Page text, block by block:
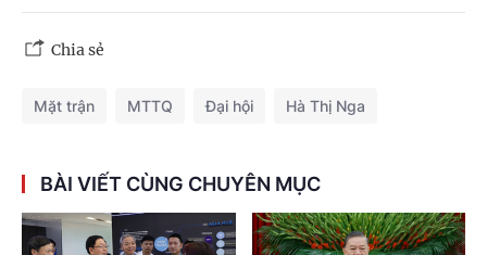
Chia sẻ
Mặt trận MTTQ Đại hội Hà Thị Nga
BÀI VIẾT CÙNG CHUYÊN MỤC